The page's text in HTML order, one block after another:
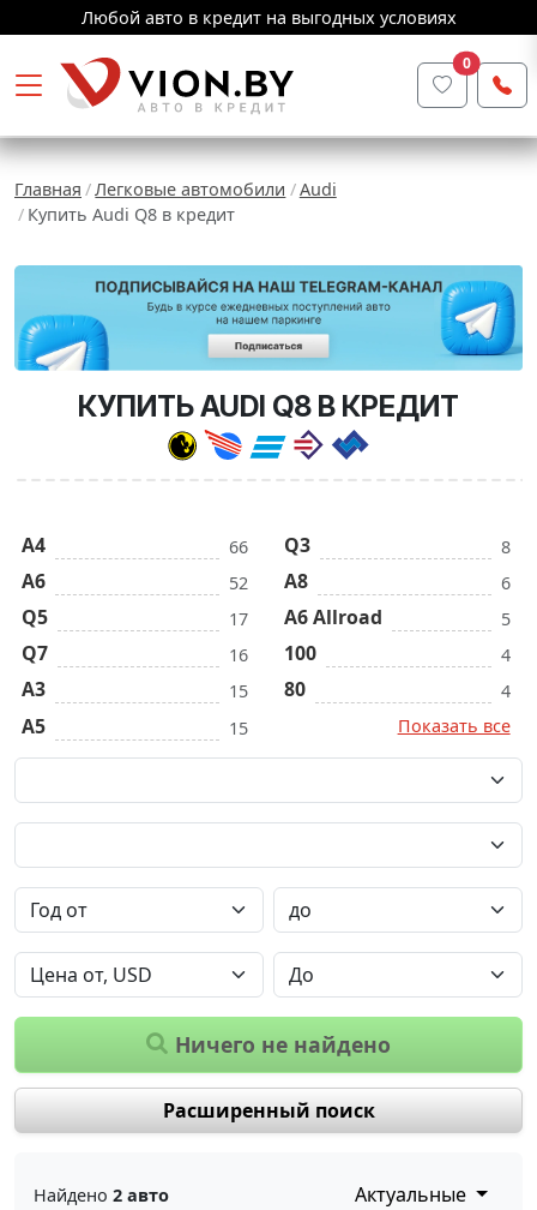
Любой авто в кредит на выгодных условиях
0
Главная Легковые автомобили
Audi
Купить Audi Q8 в кредит
КУПИТЬ AUDI Q8 В КРЕДИТ
A4 66
A6 52
Q5 17
Q7 16
A3 15
A5 15
Q3 8
A8 6
A6 Allroad 5
100 4
80
4
Показать все
Ничего не найдено
Расширенный поиск
Найдено 2 авто Актуальные